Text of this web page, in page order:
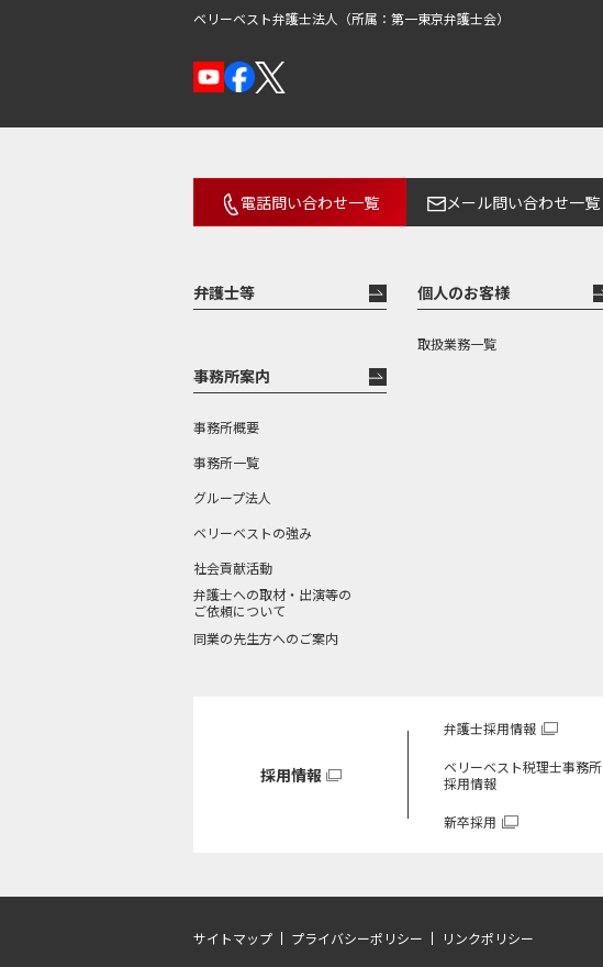
ベリーベスト弁護士法人（所属：第一東京弁護士会）
電話問い合わせ一覧 メール問い合わせ一覧
弁護士等
事務所案内
事務所概要
事務所一覧
グループ法人
ベリーベストの強み
社会貢献活動
弁護士への取材・出演等の
ご依頼について
同業の先生方へのご案内
個人のお客様
取扱業務一覧
採用情報
弁護士採用情報
ベリーベスト税理士事務所
採用情報
新卒採用
サイトマップ プライバシーポリシー リンクポリシー